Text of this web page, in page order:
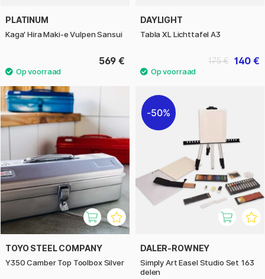
PLATINUM
Kaga' Hira Maki-e Vulpen Sansui
569 €
DAYLIGHT
Tabla XL Lichttafel A3
140 €
175 €
TOYO STEEL COMPANY
Y350 Camber Top Toolbox Silver
50%
DALER-ROWNEY
Simply Art Easel Studio Set 163
delen